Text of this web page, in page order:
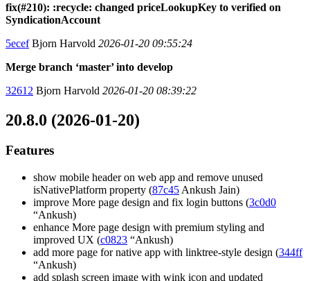
fix(#210): :recycle: changed priceLookupKey to verified on
SyndicationAccount
5ecefBjorn Harvold 2026-01-20 09:55:24
Merge branch ‘master’ into develop
32612 Bjorn Harvold 2026-01-20 08:39:22
20.8.0 (2026-01-20)
Features
show mobile header on web app and remove unused
isNativePlatform property (87c45 Ankush Jain)
improve More page design and fix login buttons (3c0d0
“Ankush)
enhance More page design with premium styling and
improved UX (c0823 “Ankush)
add more page for native app with linktree-style design (344ff
“Ankush)
add splash screen image with wink icon and updated